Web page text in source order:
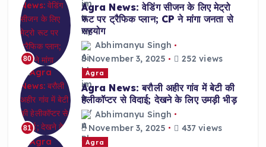
80
Agra News: वेडिंग सीजन के लिए मेट्रो
रूट पर ट्रैफिक प्लान; CP ने मांगा जनता से
सहयोग
Abhimanyu Singh
November 3, 2025
252 views
81
Agra
Agra News: बरौली अहीर गांव में बेटी की
हेलीकॉप्टर से विदाई; देखने के लिए उमड़ी भीड़
Abhimanyu Singh
November 3, 2025
437 views
Agra